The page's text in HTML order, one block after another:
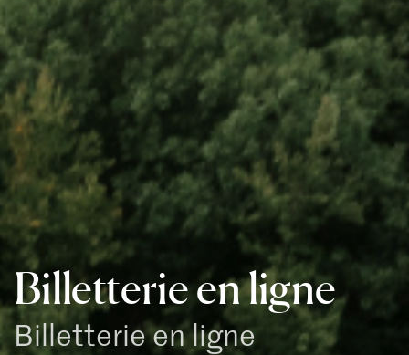
Billetterie en ligne
Billetterie en ligne